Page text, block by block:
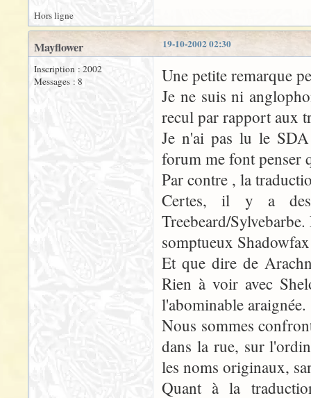
Hors ligne
19-10-2002 02:30
Mayflower
Inscription : 2002
Messages : 8
Une petite remarque
Je ne suis ni
recul par rapport aux
Je n'ai pas lu le
forum me font penser
Par contre , la
Certes, il y a des
Treebeard/
somptueux
Et que dire de
Rien à voir avec
l'abominable araignée.
Nous sommes
dans la rue, sur
les noms originaux,
Quant à la